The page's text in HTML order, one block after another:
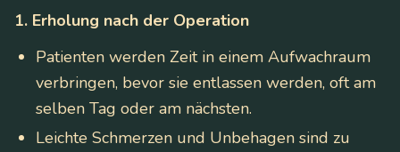
1. Erholung nach der Operation
Patienten werden Zeit in einem Aufwachraum
verbringen, bevor sie entlassen werden, oft am
selben Tag oder am nächsten.
Leichte Schmerzen und Unbehagen sind zu